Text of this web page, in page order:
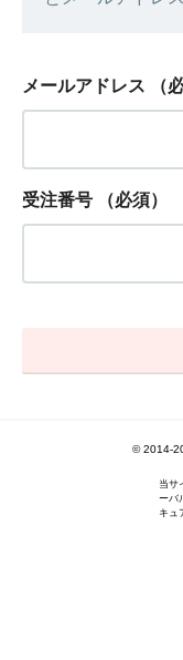
メールアドレス （
受注番号 （必須）
© 2014-
当サ
ーバ
キュ